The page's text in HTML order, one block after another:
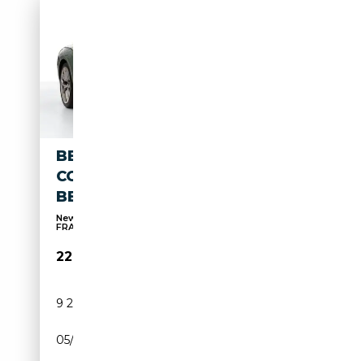
BENTLEY CONTINENTAL NEW
CONTINENTAL GT S V8 VON
BENTLEY FRANKFURT
New Continental GT S V8 von BENTLEY
FRANKFURT
228 888€
9 200 km
05/2024